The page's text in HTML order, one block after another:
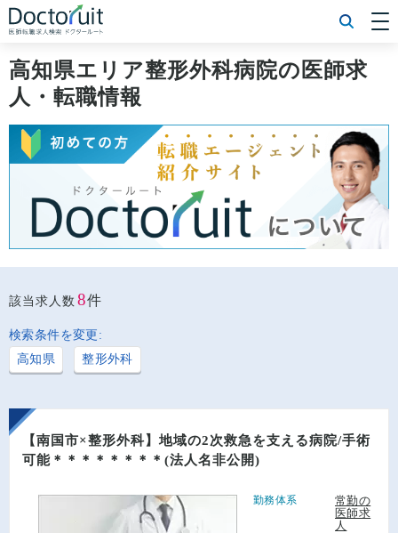
[常勤] 科目から探す
[常勤] 特徴から探す
[非常勤] エリアから探す
[非常勤] 科目から探す
Doctoruit医師転職特集
Doctoruitについて
運営者情報
プライバシーポリシー
高知県エリア整形外科病院の医師求
人・転職情報
該当求人数 8件
検索条件を変更:
高知県
整形外科
【南国市×整形外科】地域の2次救急を支える病院/手術
可能＊＊＊＊＊＊＊＊(法人名非公開)
勤務体系
常勤の
医師求
人